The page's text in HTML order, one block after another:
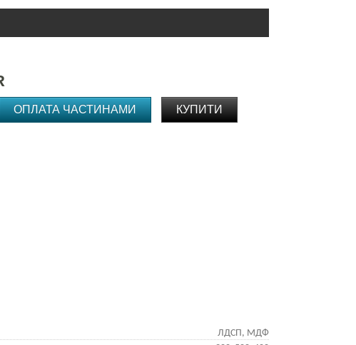
ОПЛАТА ЧАСТИНАМИ КУПИТИ
ЛДСП, МДФ